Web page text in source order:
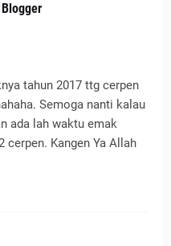
tahun 2017 ttg cerpen
Semoga nanti kalau
ada lah waktu emak
Kangen Ya Allah